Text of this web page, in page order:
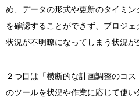
め、データの形式や更新のタイミ
を確認することができず、プロジ
状況が不明瞭になってしまう状況が
２つ目は「横断的な計画調整のコ
のツールを状況や作業に応じて使